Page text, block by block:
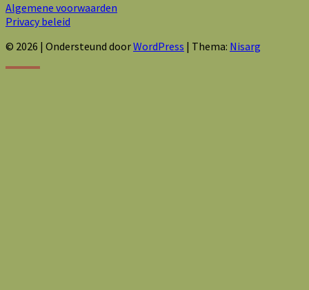
Algemene voorwaarden
Privacy beleid
© 2026 | Ondersteund doorWordPress | Thema: Nisarg